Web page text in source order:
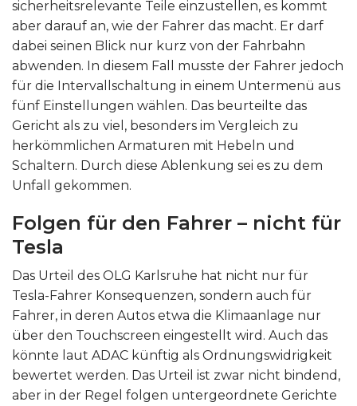
sicherheitsrelevante Teile einzustellen, es kommt
aber darauf an, wie der Fahrer das macht. Er darf
dabei seinen Blick nur kurz von der Fahrbahn
abwenden. In diesem Fall musste der Fahrer jedoch
für die Intervallschaltung in einem Untermenü aus
fünf Einstellungen wählen. Das beurteilte das
Gericht als zu viel, besonders im Vergleich zu
herkömmlichen Armaturen mit Hebeln und
Schaltern. Durch diese Ablenkung sei es zu dem
Unfall gekommen.
Folgen für den Fahrer – nicht für
Tesla
Das Urteil des OLG Karlsruhe hat nicht nur für
Tesla-Fahrer Konsequenzen, sondern auch für
Fahrer, in deren Autos etwa die Klimaanlage nur
über den Touchscreen eingestellt wird. Auch das
könnte laut ADAC künftig als Ordnungswidrigkeit
bewertet werden. Das Urteil ist zwar nicht bindend,
aber in der Regel folgen untergeordnete Gerichte